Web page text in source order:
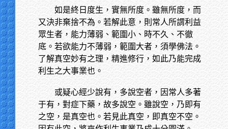
如是終日度生，實無所度。雖無所度，而
又決非棄捨不為。若解此意，則常人所謂利益
眾生者，能力薄弱、範圍小、時不久、不徹
底。若欲能力不薄弱，範圍大者，須學佛法。
了解真空妙有之理，精進修行，如此乃能完成
利生之大事業也。
或疑心經少說有，多說空者，因常人多著
于有，對症下藥，故多說空。雖說空，乃即有
之空，是真空也。若見此真空，即真空不空。